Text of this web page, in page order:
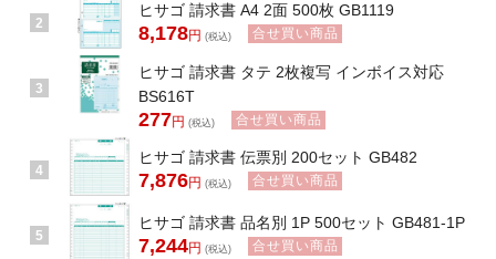
2
ヒサゴ 請求書 A4 2面 500枚 GB1119
8,178円 (税込) 合せ買い商品
3
ヒサゴ 請求書 タテ 2枚複写 インボイス対応
BS616T
277円 (税込) 合せ買い商品
4
ヒサゴ 請求書 伝票別 200セット GB482
7,876円 (税込) 合せ買い商品
5
ヒサゴ 請求書 品名別 1P 500セット GB481-1P
7,244円 (税込) 合せ買い商品